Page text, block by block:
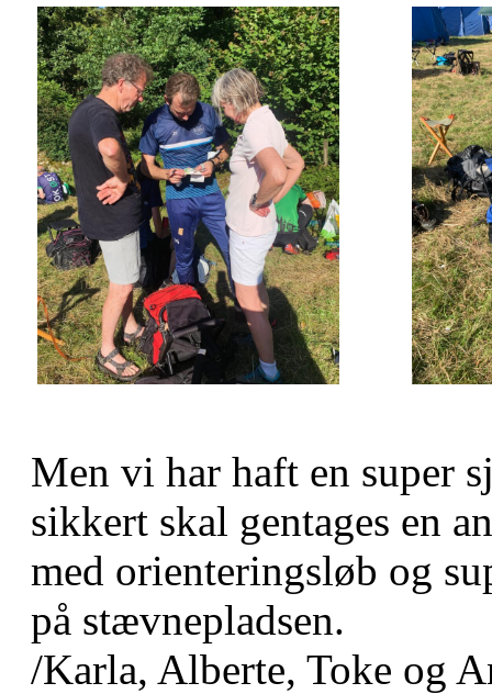
Men vi har haft en super
sikkert skal gentages en
med orienteringsløb og
på stævnepladsen.
/Karla, Alberte, Toke og